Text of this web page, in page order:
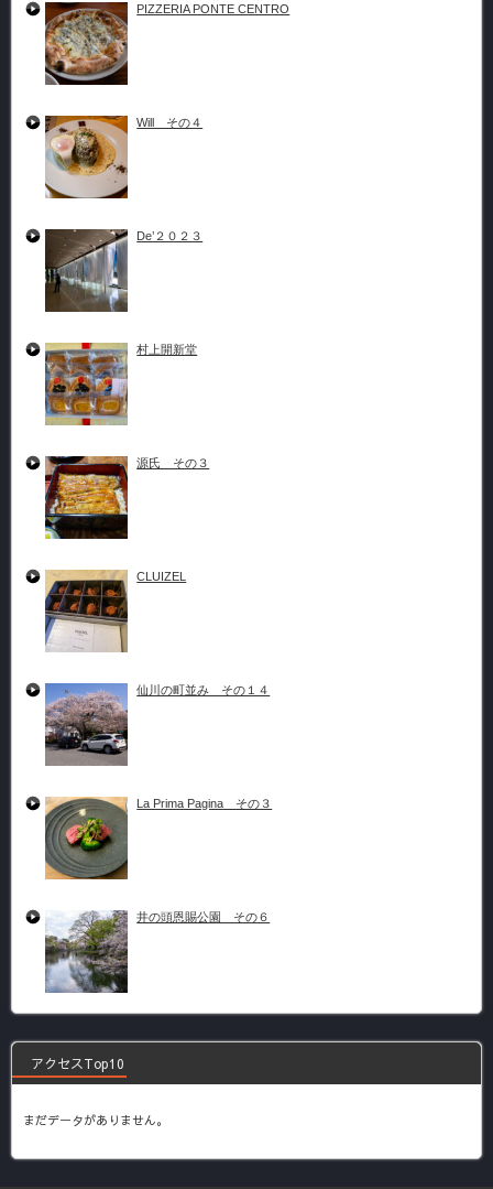
PIZZERIA PONTE CENTRO
Will その４
De’２０２３
村上開新堂
源氏 その３
CLUIZEL
仙川の町並み その１４
La Prima Pagina その３
井の頭恩賜公園 その６
アクセスTop10
まだデータがありません。